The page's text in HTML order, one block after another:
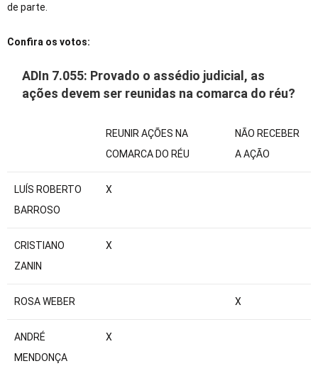
de parte.
Confira os votos:
ADIn 7.055: Provado o assédio judicial, as
ações devem ser reunidas na comarca do réu?
Table with 3 columns and 11 rows.
REUNIR AÇÕES NA
COMARCA DO RÉU
NÃO RECEBER
A AÇÃO
LUÍS ROBERTO
BARROSO
X
CRISTIANO
ZANIN
X
ROSA WEBER X
ANDRÉ
MENDONÇA
X